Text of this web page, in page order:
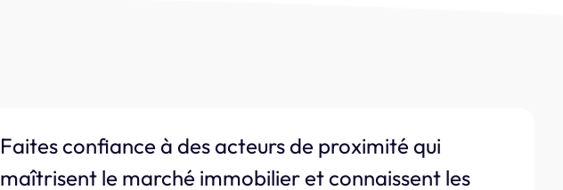
Faites confiance à des acteurs de proximité qui
maîtrisent le marché immobilier et connaissent les